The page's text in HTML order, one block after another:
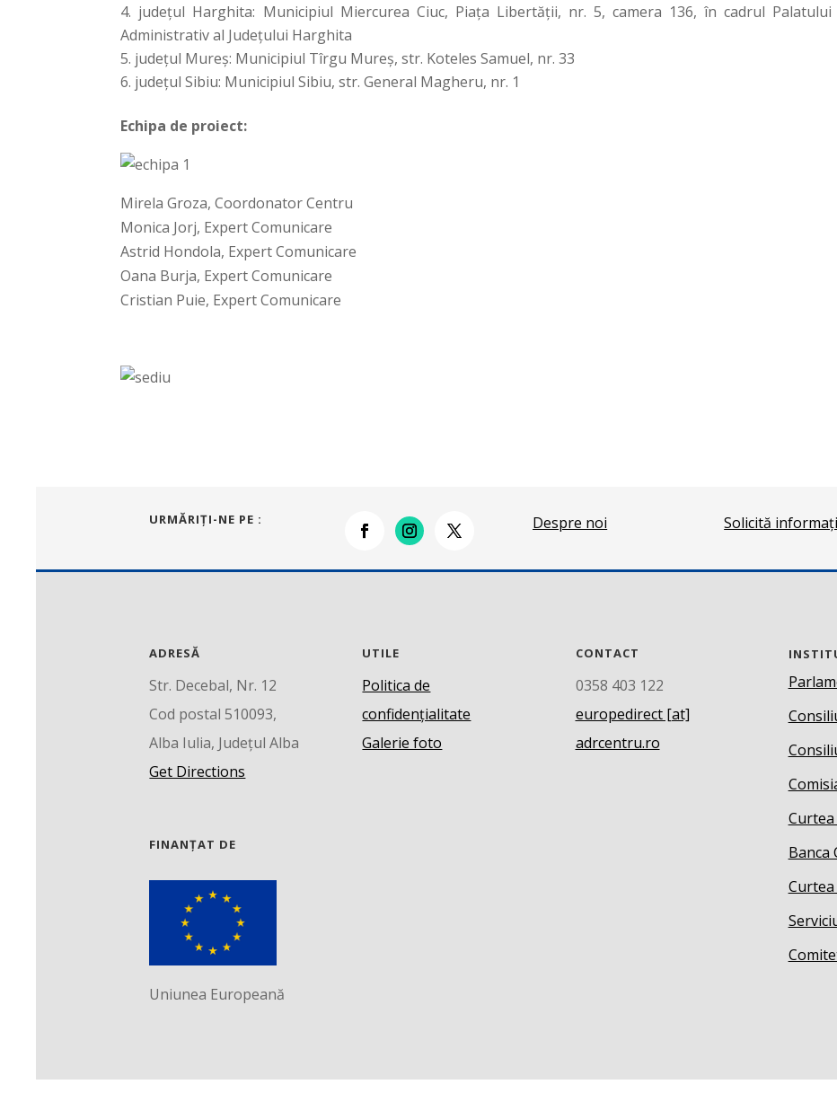
judeţul Harghita: Municipiul Miercurea Ciuc, Piaţa Libertăţii, nr. 5, camera 136, în cadrul Palatului
Administrativ al Judeţului Harghita
judeţul Mureş: Municipiul Tîrgu Mureş, str. Koteles Samuel, nr. 33
judeţul Sibiu: Municipiul Sibiu, str. General Magheru, nr. 1
Echipa de proiect:
Mirela Groza, Coordonator Centru
Monica Jorj, Expert Comunicare
Astrid Hondola, Expert Comunicare
Oana Burja, Expert Comunicare
Cristian Puie, Expert Comunicare
URMĂRIŢI-NE PE : Despre noi Solicită
ADRESĂ
Str. Decebal, Nr. 12
Cod postal 510093,
Alba Iulia, Județul Alba
Get Directions
UTILE
Politica de
confidențialitate
Galerie foto
CONTACT
0358 403 122
europedirect [at]
adrcentru.ro
FINANȚAT DE
Uniunea Europeană
Banca